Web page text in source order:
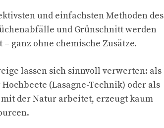
und einfachsten Methoden des
und Grünschnitt werden
ganz ohne chemische Zusätze.
lassen sich sinnvoll verwerten: als
(Lasagne-Technik) oder als
der Natur arbeitet, erzeugt kaum